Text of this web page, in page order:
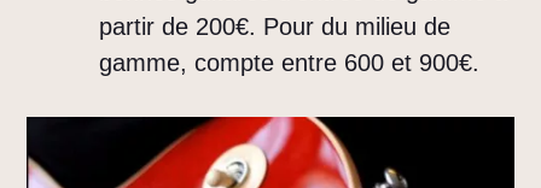
partir de 200€. Pour du milieu de
gamme, compte entre 600 et 900€.